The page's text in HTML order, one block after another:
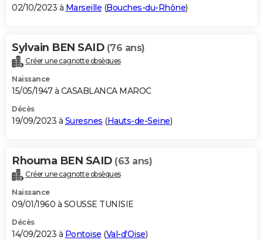
02/10/2023 à Marseille (Bouches-du-Rhône)
Sylvain BEN SAID (76 ans)
Créer une cagnotte obsèques
Naissance
15/05/1947 à CASABLANCA MAROC
Décès
19/09/2023 à Suresnes (Hauts-de-Seine)
Rhouma BEN SAID (63 ans)
Créer une cagnotte obsèques
Naissance
09/01/1960 à SOUSSE TUNISIE
Décès
14/09/2023 à Pontoise (Val-d'Oise)